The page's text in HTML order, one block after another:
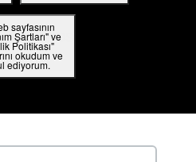
sayfasının
Şartları" ve
Politikası"
okudum ve
ediyorum.
E-POSTA